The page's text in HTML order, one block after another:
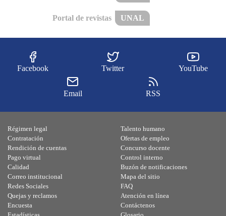
Portal de revistas UNAL
Facebook Twitter YouTube
Email RSS
Régimen legal
Contratación
Rendición de cuentas
Pago virtual
Calidad
Talento humano
Ofertas de empleo
Concurso docente
Control interno
Buzón de notificaciones
Correo institucional
Redes Sociales
Quejas y reclamos
Encuesta
Mapa del sitio
FAQ
Atención en línea
Contáctenos